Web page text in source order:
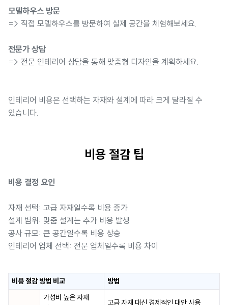
모델하우스 방문
=> 직접 모델하우스를 방문하여 실제 공간을 체험해보세요.
전문가 상담
=> 전문 인테리어 상담을 통해 맞춤형 디자인을 계획하세요.
인테리어 비용은 선택하는 자재와 설계에 따라 크게 달라질 수
있습니다.
비용 절감 팁
비용 결정 요인
자재 선택: 고급 자재일수록 비용 증가
설계 범위: 맞춤 설계는 추가 비용 발생
공사 규모: 큰 공간일수록 비용 상승
인테리어 업체 선택: 전문 업체일수록 비용 차이
비용 절감 방법 비교 방법
가성비 높은 자재
고급 자재 대신 경제적인 대안 사용